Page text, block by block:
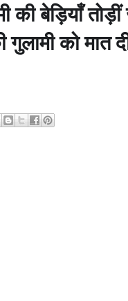
की बेड़ियाँ तोड़ीं
को मात